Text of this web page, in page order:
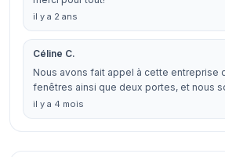
il y a 2 ans
Céline C.
Nous avons fait appel à cette entreprise
fenêtres ainsi que deux portes, et nous
il y a 4 mois